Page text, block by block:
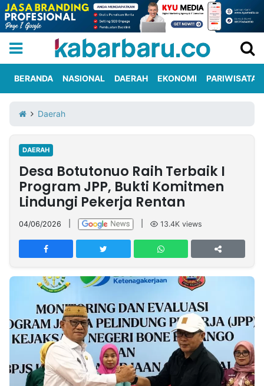
Iklan
Berita
Kami
Nasional
International
Olahraga
Entertainment
Daerah
Pariwisata
Kuliner
Kolom
Network
PT
TREETAN
INDONESIA
Partner
Dinamikapost.com
Seedbacklink
BERANDA NASIONAL DAERAH EKONOMI PARIWISATA
Daerah
DAERAH
Desa Botutonuo Raih Terbaik I
Program JPP, Bukti Komitmen
Lindungi Pekerja Rentan
04/06/2026 13.4K views